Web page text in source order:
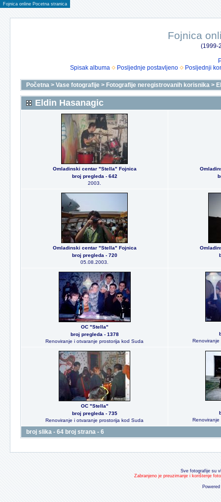
Fojnica online Pocetna stranica
Fojnica
(1999-
Spisak albuma
Posljednje postavljeno Posljednji
Početna > Vase fotografije > Fotografije neregistrovanih korisnika >
Eldin Hasanagic
Omladinski centar "Stella" Fojnica
broj pregleda - 642
2003.
Omladinski centar "Stella" Fojnica
broj pregleda - 720
05.08.2003.
OC "Stella"
broj pregleda - 1378
Renoviranje i otvaranje prostorija kod Suda
OC "Stella"
broj pregleda - 735
Renoviranje i otvaranje prostorija kod Suda
broj slika - 64 broj strana - 6
Sve fotografije su
Zabranjeno je preuzimanje i korištenje